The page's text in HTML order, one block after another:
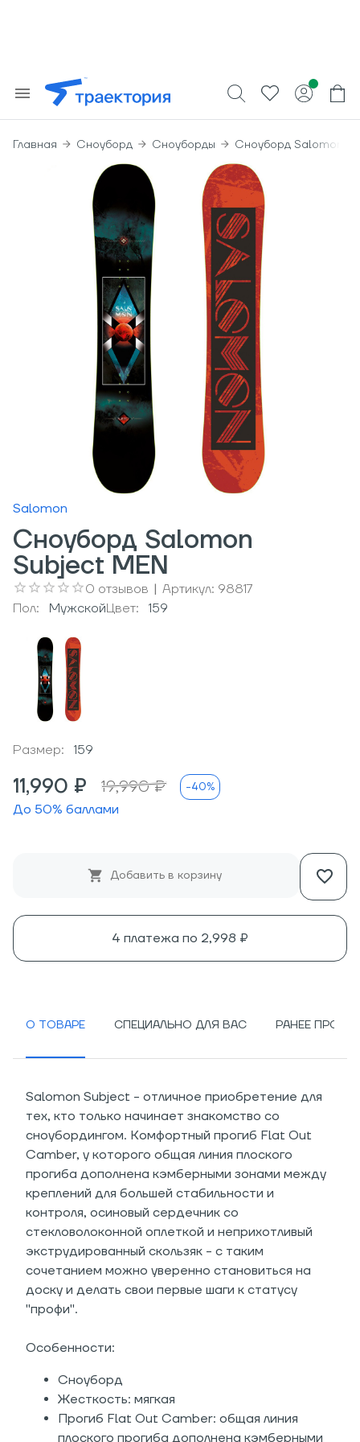
Главная Сноуборд Сноуборды Сноуборд Salomon
Salomon
Сноуборд Salomon
Subject MEN
0 отзывов | Артикул: 98817
Пол:
МужcкойЦвет: 159
Размер: 159
11,990 ₽ 19,990 ₽ -40%
До 50% баллами
Добавить в корзину
4 платежа по 2,998 ₽
О ТОВАРЕ СПЕЦИАЛЬНО ДЛЯ ВАС РАНЕЕ
Salomon Subject - отличное приобретение для
тех, кто только начинает знакомство со
сноубордингом. Комфортный прогиб Flat Out
Camber, у которого общая линия плоского
прогиба дополнена кэмберными зонами между
креплений для большей стабильности и
контроля, осиновый сердечник со
стекловолоконной оплеткой и неприхотливый
экструдированный скользяк - с таким
сочетанием можно уверенно становиться на
доску и делать свои первые шаги к статусу
"профи".
Особенности:
Сноуборд
Жесткость: мягкая
Прогиб Flat Out Camber: общая линия
плоского прогиба дополнена кэмберными